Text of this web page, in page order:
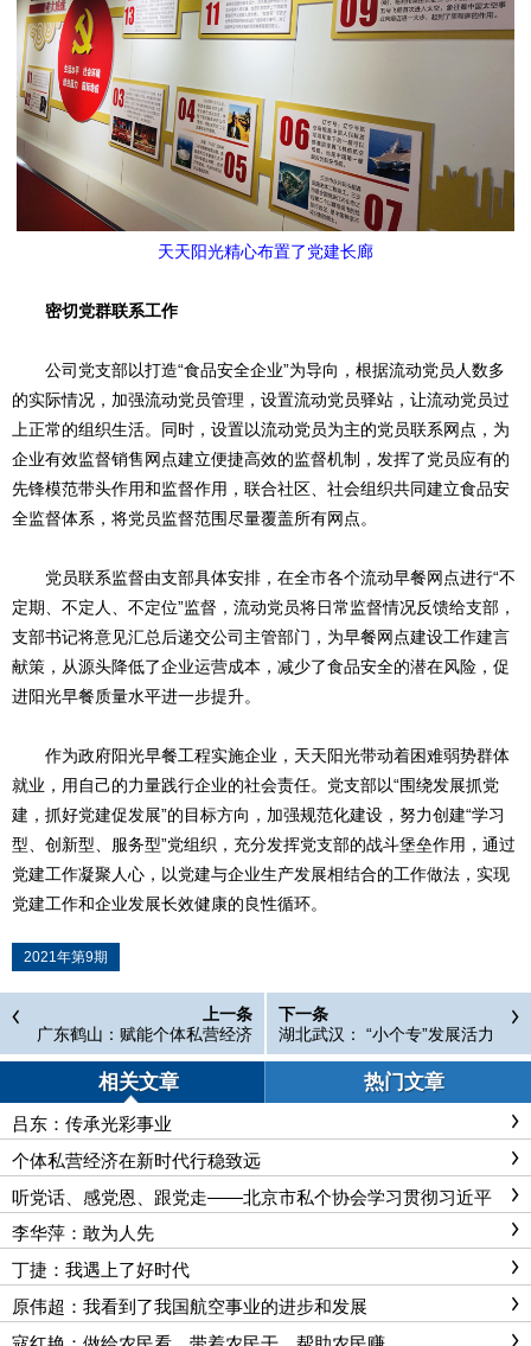
天天阳光精心布置了党建长廊
密切党群联系工作
公司党支部以打造“食品安全企业”为导向，根据流动党员人数多
的实际情况，加强流动党员管理，设置流动党员驿站，让流动党员过
上正常的组织生活。同时，设置以流动党员为主的党员联系网点，为
企业有效监督销售网点建立便捷高效的监督机制，发挥了党员应有的
先锋模范带头作用和监督作用，联合社区、社会组织共同建立食品安
全监督体系，将党员监督范围尽量覆盖所有网点。
党员联系监督由支部具体安排，在全市各个流动早餐网点进行“不
定期、不定人、不定位”监督，流动党员将日常监督情况反馈给支部，
支部书记将意见汇总后递交公司主管部门，为早餐网点建设工作建言
献策，从源头降低了企业运营成本，减少了食品安全的潜在风险，促
进阳光早餐质量水平进一步提升。
作为政府阳光早餐工程实施企业，天天阳光带动着困难弱势群体
就业，用自己的力量践行企业的社会责任。党支部以“围绕发展抓党
建，抓好党建促发展”的目标方向，加强规范化建设，努力创建“学习
型、创新型、服务型”党组织，充分发挥党支部的战斗堡垒作用，通过
党建工作凝聚人心，以党建与企业生产发展相结合的工作做法，实现
党建工作和企业发展长效健康的良性循环。
2021年第9期
上一条
广东鹤山：赋能个体私营经济
发展
下一条
湖北武汉： “小个专”发展活力
满满
相关文章 热门文章
吕东：传承光彩事业
个体私营经济在新时代行稳致远
听党话、感党恩、跟党走——北京市私个协会学习贯彻习近平
总书记“七一”重要讲话精神
李华萍：敢为人先
丁捷：我遇上了好时代
原伟超：我看到了我国航空事业的进步和发展